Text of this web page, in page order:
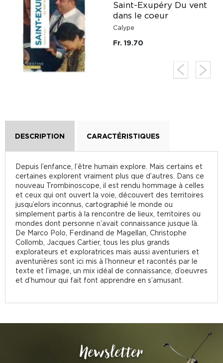
Saint-Exupéry Du vent
dans le coeur
Calype
Fr. 19.70
DESCRIPTION CARACTÉRISTIQUES
Depuis l’enfance, l’être humain explore. Mais certains et
certaines explorent vraiment plus que d’autres. Dans ce
nouveau Trombinoscope, il est rendu hommage à celles
et ceux qui ont ouvert la voie, découvert des territoires
jusqu’elors inconnus, cartographié le monde ou
simplement partis à la rencontre de lieux, territoires ou
mondes dont personne n’avait connaissance jusque là.
De Marco Polo, Ferdinand de Magellan, Christophe
Collomb, Jacques Cartier, tous les plus grands
explorateurs et exploratrices mais aussi aventuriers et
aventurières sont ici mis à l’honneur et racontés par le
texte et l’image, un mix idéal de connaissance, d’oeuvres
et d’humour qui fait font apprendre en s’amusant.
Newsletter